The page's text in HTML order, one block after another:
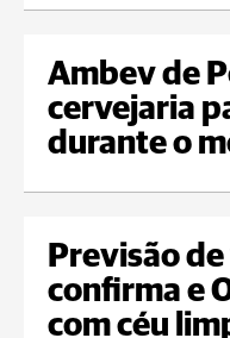
Ambev de
cervejaria
durante o
Previsão
confirma e
com céu